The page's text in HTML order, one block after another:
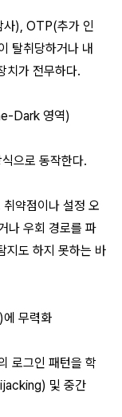
사), OTP(추가 인
탈취당하거나 내
치가 전무하다.
Dark 영역)
으로 동작한다.
약점이나 설정 오
나 우회 경로를 파
지도 하지 못하는 바
무력화
로그인 패턴을 학
및 중간